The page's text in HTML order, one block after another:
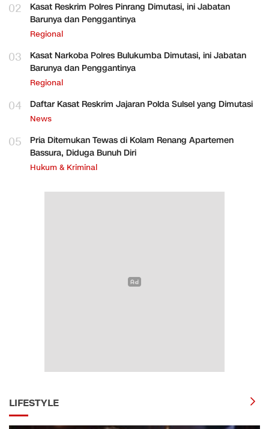
02
Kasat Reskrim Polres Pinrang Dimutasi, ini Jabatan
Barunya dan Penggantinya
Regional
03
Kasat Narkoba Polres Bulukumba Dimutasi, ini Jabatan
Barunya dan Penggantinya
Regional
04 Daftar Kasat Reskrim Jajaran Polda Sulsel yang Dimutasi
News
05
Pria Ditemukan Tewas di Kolam Renang Apartemen
Bassura, Diduga Bunuh Diri
Hukum & Kriminal
LIFESTYLE